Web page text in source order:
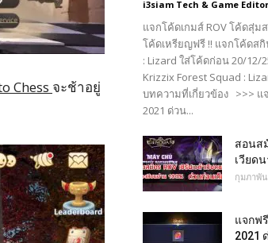
Chess จะช้าอยู่
i3siam Tech & Game Editor
แจกโค้ดเกมส์ ROV โค้ดสุ่
โค้ดเหรียญฟรี !! แจกโค้ดสกิ
: Lizard ใส่โค้ดก่อน 20/12/
Krizzix Forest Squad :
บทความที่เกี่ยวข้อง >>> แ
2021 ด่วน...
สอนส
เวียด
กุมภาพั
แจกฟ
2021